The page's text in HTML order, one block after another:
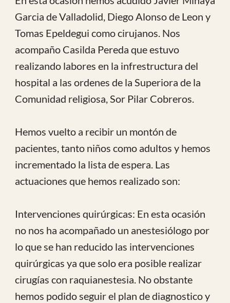
Intervenciones quirúrgicas: En esta ocasión
no nos ha acompañado un anestesiólogo por
lo que se han reducido las intervenciones
quirúrgicas ya que solo era posible realizar
cirugías con raquianestesia. No obstante
hemos podido seguir el plan de diagnostico y
taller de enseñanza ce inmovilizaciones al
personal local para lo que nos hemos prestado
como supuestos pacientes y hemos seguido con
la tarea de ordenar y clasificar muchas
donaciones de férulas, vendajes y diversos
ido llegando.